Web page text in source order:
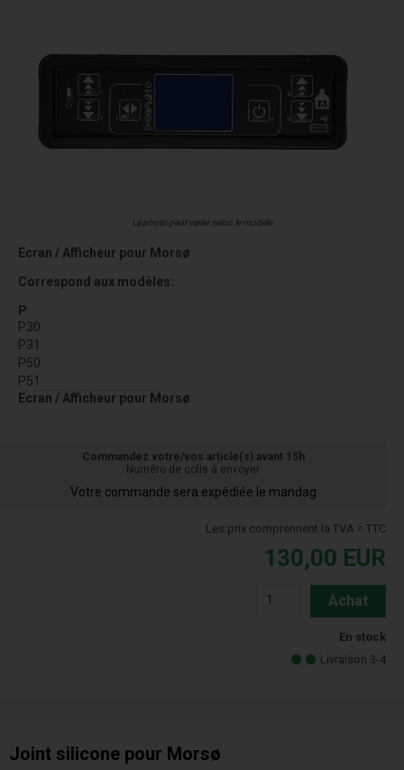
La photo peut varier selon le modèle
Ecran / Afficheur pour Morsø
Correspond aux modèles:
P
P30
P31
P50
P51
Ecran / Afficheur pour Morsø
Commandez votre/vos article(s) avant 15h
Numéro de colis à envoyer
Votre commande sera expédiée le mandag
Les prix comprennent la TVA = TTC
130,00 EUR
Achat
En stock
Livraison 3-4
Joint silicone pour Morsø